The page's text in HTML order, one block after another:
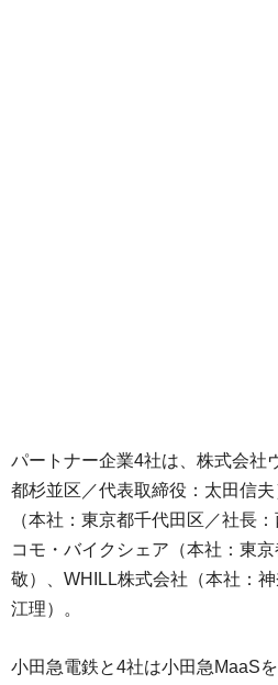
パートナー企業4社は、株式会社
都杉並区／代表取締役：太田信
（本社：東京都千代田区／社長
コモ・バイクシェア（本社：東
敬）、WHILL株式会社（本社：
江理）。
小田急電鉄と4社は小田急MaaS